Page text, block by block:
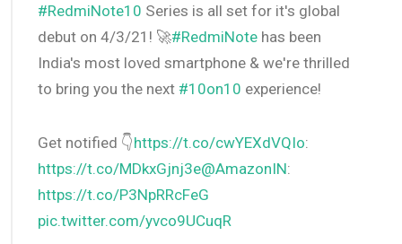
#RedmiNote10 Series is all set for it's global
debut on 4/3/21! 🚀#RedmiNote has been
India's most loved smartphone & we're thrilled
to bring you the next #10on10 experience!
Get notified 👇https://t.co/cwYEXdVQIo:
https://t.co/MDkxGjnj3e@AmazonIN:
https://t.co/P3NpRRcFeG
pic.twitter.com/yvco9UCuqR